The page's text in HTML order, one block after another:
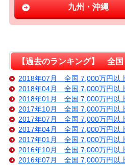
九州・沖縄
【過去のランキング】 全国
2018年07月 全国 7,000万円以
2018年04月 全国 7,000万円以
2018年01月 全国 7,000万円以
2017年10月 全国 7,000万円以
2017年07月 全国 7,000万円以
2017年04月 全国 7,000万円以
2017年01月 全国 7,000万円以
2016年10月 全国 7,000万円以
2016年07月 全国 7,000万円以